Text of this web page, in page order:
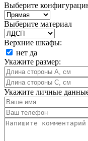
Выберите
Выберите материал
Верхние шкафы:
нет да
Укажите размер:
Укажите личные